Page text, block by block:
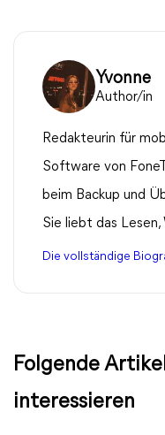
Yvonne
Author/in
Redakteurin für
Software von
beim Backup und
Sie liebt das Lesen,
Die vollständige
Folgende
interessieren